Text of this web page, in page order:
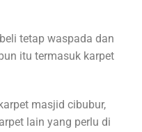
tetap waspada dan
itu termasuk karpet
masjid cibubur,
lain yang perlu di